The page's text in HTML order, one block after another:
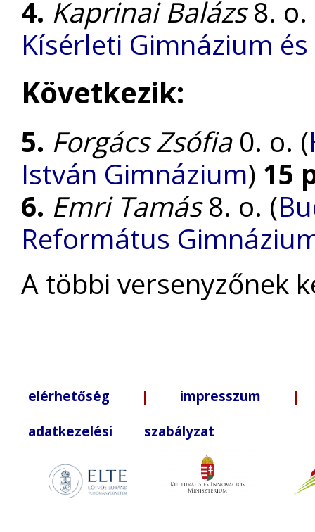
4. Kaprinai Balázs8. o.
Kísérleti Gimnázium
Következik:
5. Forgács Zsófia0. o. (
István Gimnázium) 15
6. Emri Tamás8. o. (
Református
A többi versenyzőnek
elérhetőség | impresszum |
adatkezelési szabályzat